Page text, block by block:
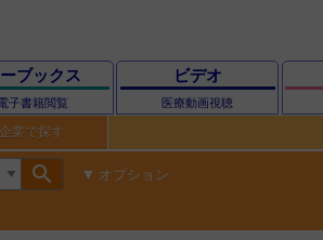
ブックス
子書籍閲覧
ビデオ
医療動画視聴
企業で探す
search オプション